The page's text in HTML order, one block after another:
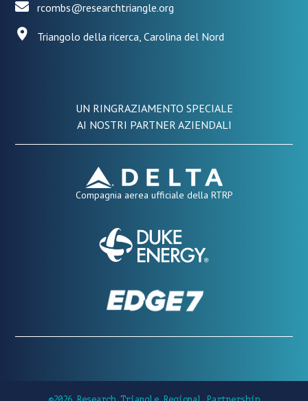
rcombs@researchtriangle.org
Triangolo della ricerca, Carolina del Nord
UN RINGRAZIAMENTO SPECIALE
AI NOSTRI PARTNER AZIENDALI
Compagnia aerea ufficiale della RTRP